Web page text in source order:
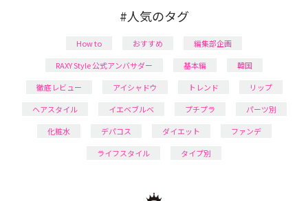
#人気のタグ
How to おすすめ
編集部企画
RAXY Style 公式アンバサダー
基本編
韓国
徹底レビュー
アイシャドウ トレンド
リップ
ヘアスタイル
イエベブルベ プチプラ
パーツ別
化粧水
デパコス ダイエット
ファンデ
ライフスタイル
タイプ別